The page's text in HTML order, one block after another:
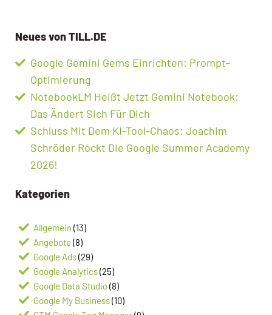
Neues von TILL.DE
Google Gemini Gems Einrichten: Prompt-
Optimierung
NotebookLM Heißt Jetzt Gemini Notebook:
Das Ändert Sich Für Dich
Schluss Mit Dem KI-Tool-Chaos: Joachim
Schröder Rockt Die Google Summer Academy
2026!
Kategorien
Allgemein (13)
Angebote (8)
Google Ads(29)
Google Analytics(25)
Google Data Studio(8)
Google My Business(10)